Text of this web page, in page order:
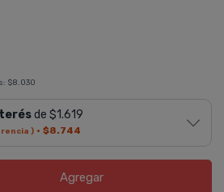
$8.030
de $1.619
) · $8.744
Agregar